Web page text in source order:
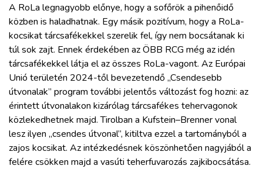
A RoLa legnagyobb előnye, hogy a sofőrök a pihenőidő
közben is haladhatnak. Egy másik pozitívum, hogy a RoLa-
kocsikat tárcsafékekkel szerelik fel, így nem bocsátanak ki
túl sok zajt. Ennek érdekében az ÖBB RCG még az idén
tárcsafékekkel látja el az összes RoLa-vagont. Az Európai
Unió területén 2024-től bevezetendő „Csendesebb
útvonalak” program további jelentős változást fog hozni: az
érintett útvonalakon kizárólag tárcsafékes tehervagonok
közlekedhetnek majd. Tirolban a Kufstein–Brenner vonal
lesz ilyen „csendes útvonal”, kitiltva ezzel a tartományból a
zajos kocsikat. Az intézkedésnek köszönhetően nagyjából a
felére csökken majd a vasúti teherfuvarozás zajkibocsátása.